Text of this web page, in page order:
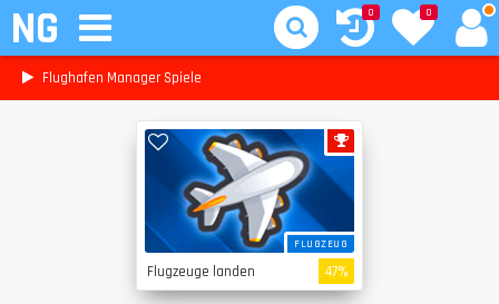
NG 0
0
Flughafen Manager Spiele
FLUGZEUG
Flugzeuge landen 47%